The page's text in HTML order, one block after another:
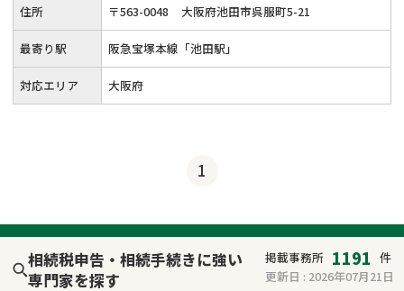
住所 〒563-0048 大阪府池田市呉服町5-21
最寄り駅 阪急宝塚本線「池田駅」
対応エリア 大阪府
1
相続税申告・相続手続きに強い
専門家を探す
掲載事務所 1191 件
更新日 : 2026年07月21日